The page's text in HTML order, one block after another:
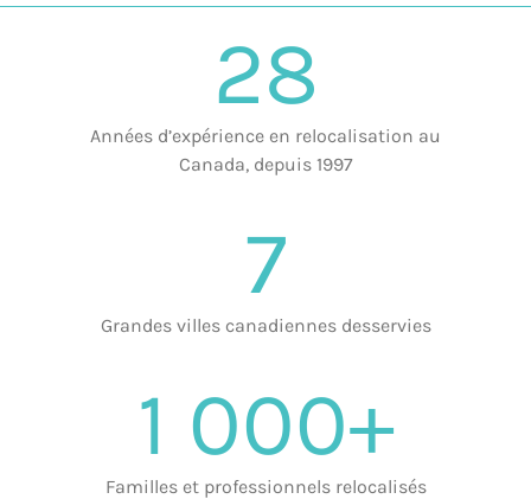
28
Années d’expérience en relocalisation au
Canada, depuis 1997
7
Grandes villes canadiennes desservies
1 000+
Familles et professionnels relocalisés